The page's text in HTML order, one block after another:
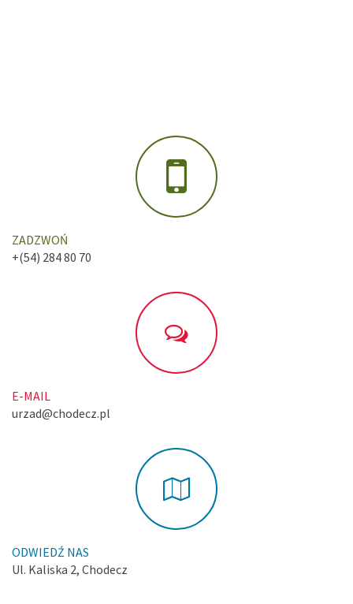
ZADZWOŃ
+(54) 284 80 70
E-MAIL
urzad@chodecz.pl
ODWIEDŹ NAS
Ul. Kaliska 2, Chodecz